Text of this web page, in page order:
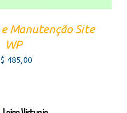
Manutenção Site
WP
485,00